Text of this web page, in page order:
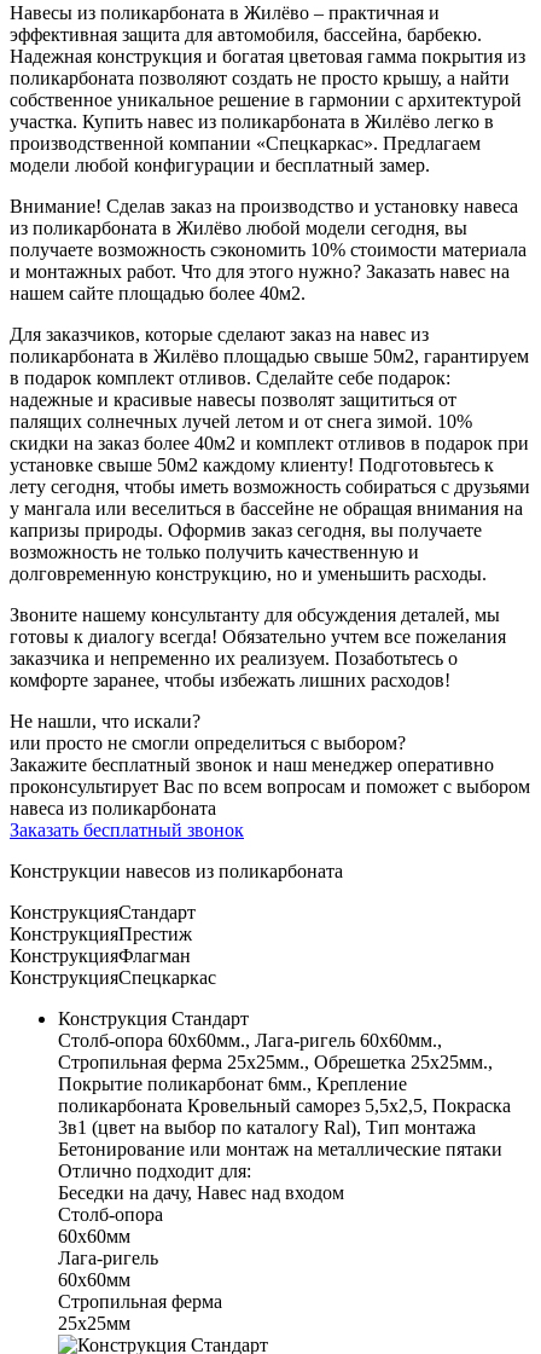
Навесы из поликарбоната в Жилёво – практичная и
эффективная защита для автомобиля, бассейна, барбекю.
Надежная конструкция и богатая цветовая гамма покрытия из
поликарбоната позволяют создать не просто крышу, а найти
собственное уникальное решение в гармонии с архитектурой
участка. Купить навес из поликарбоната в Жилёво легко в
производственной компании «Спецкаркас». Предлагаем
модели любой конфигурации и бесплатный замер.
Внимание! Сделав заказ на производство и установку навеса
из поликарбоната в Жилёво любой модели сегодня, вы
получаете возможность сэкономить 10% стоимости материала
и монтажных работ. Что для этого нужно? Заказать навес на
нашем сайте площадью более 40м2.
Для заказчиков, которые сделают заказ на навес из
поликарбоната в Жилёво площадью свыше 50м2, гарантируем
в подарок комплект отливов. Сделайте себе подарок:
надежные и красивые навесы позволят защититься от
палящих солнечных лучей летом и от снега зимой. 10%
скидки на заказ более 40м2 и комплект отливов в подарок при
установке свыше 50м2 каждому клиенту! Подготовьтесь к
лету сегодня, чтобы иметь возможность собираться с друзьями
у мангала или веселиться в бассейне не обращая внимания на
капризы природы. Оформив заказ сегодня, вы получаете
возможность не только получить качественную и
долговременную конструкцию, но и уменьшить расходы.
Звоните нашему консультанту для обсуждения деталей, мы
готовы к диалогу всегда! Обязательно учтем все пожелания
заказчика и непременно их реализуем. Позаботьтесь о
комфорте заранее, чтобы избежать лишних расходов!
Не нашли, что искали?
или просто не смогли определиться с выбором?
Закажите бесплатный звонок и наш менеджер оперативно
проконсультирует Вас по всем вопросам и поможет с выбором
навеса из поликарбоната
Заказать бесплатный звонок
Конструкции навесов из поликарбоната
КонструкцияСтандарт
КонструкцияПрестиж
КонструкцияФлагман
КонструкцияСпецкаркас
Конструкция Стандарт
Столб-опора 60х60мм., Лага-ригель 60х60мм.,
Стропильная ферма 25х25мм., Обрешетка 25х25мм.,
Покрытие поликарбонат 6мм., Крепление
поликарбоната Кровельный саморез 5,5х2,5, Покраска
3в1 (цвет на выбор по каталогу Ral), Тип монтажа
Бетонирование или монтаж на металлические пятаки
Отлично подходит для:
Беседки на дачу, Навес над входом
Столб-опора
60х60мм
Лага-ригель
60х60мм
Стропильная ферма
25х25мм